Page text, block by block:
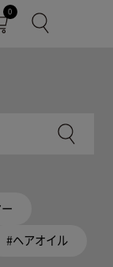
0
#ヘアオイル